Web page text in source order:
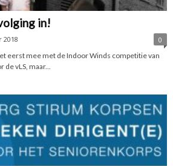
in!
2018
0
eerst mee met de Indoor Winds competitie van
de vLS, maar...